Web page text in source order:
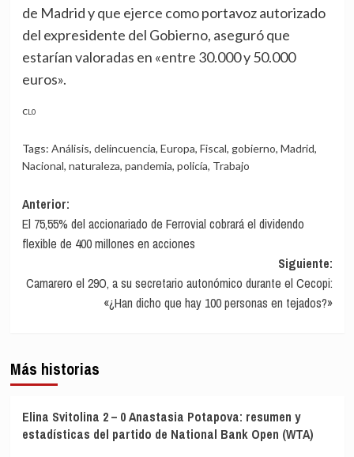
de Madrid y que ejerce como portavoz autorizado
del expresidente del Gobierno, aseguró que
estarían valoradas en «entre 30.000 y 50.000
euros».
CL0
Tags: Análisis, delincuencia, Europa, Fiscal, gobierno, Madrid,
Nacional, naturaleza, pandemia, policía, Trabajo
Navegación
de
entradas
Anterior:
El 75,55% del accionariado de Ferrovial cobrará el dividendo
flexible de 400 millones en acciones
Siguiente:
Camarero el 29O, a su secretario autonómico durante el Cecopi:
«¿Han dicho que hay 100 personas en tejados?»
Más historias
Elina Svitolina 2 – 0 Anastasia Potapova: resumen y
estadísticas del partido de National Bank Open (WTA)